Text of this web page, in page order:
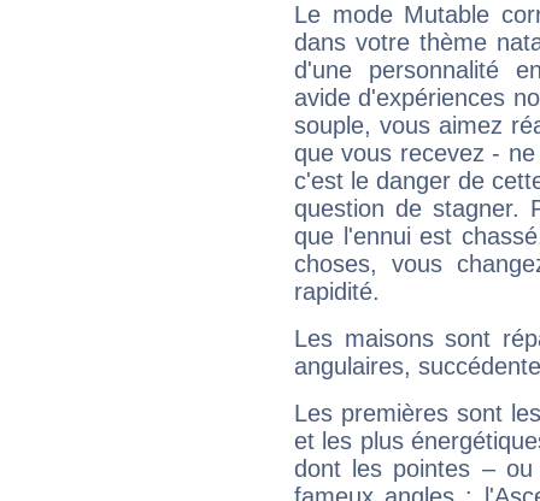
Le mode Mutable
dans votre thème
d'une personnalité
avide d'expériences
souple, vous aimez
que vous recevez -
c'est le danger de
question de stagner.
que l'ennui est
choses, vous
rapidité.
Les maisons sont
angulaires,
Les premières sont
et les plus
dont les pointes –